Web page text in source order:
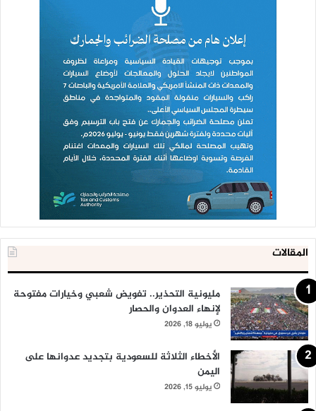
المقالات
مليونية التحذير.. تفويض شعبي وخيارات مفتوحة
لإنهاء العدوان والحصار
يوليو 18, 2026
الأخطاء الثلاثة للسعودية بتجديد عدوانها على
اليمن
يوليو 15, 2026